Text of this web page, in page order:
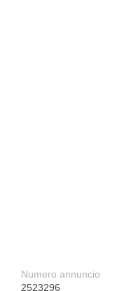
Numero annuncio
2523296